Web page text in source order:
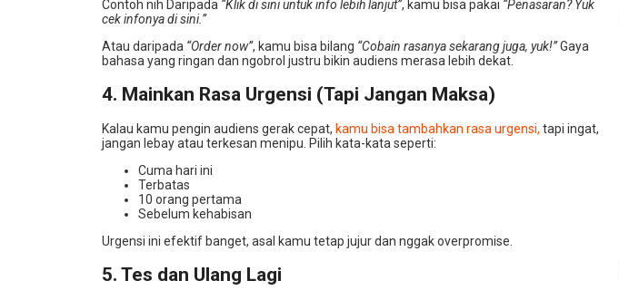
Contoh nih Daripada “Klik di sini untuk info lebih lanjut”, kamu bisa pakai “Penasaran? Yuk
cek infonya di sini.”
Atau daripada “Order now”, kamu bisa bilang “Cobain rasanya sekarang juga, yuk!”Gaya
bahasa yang ringan dan ngobrol justru bikin audiens merasa lebih dekat.
4. Mainkan Rasa Urgensi (Tapi Jangan Maksa)
Kalau kamu pengin audiens gerak cepat, kamu bisa tambahkan rasa urgensi, tapi ingat,
jangan lebay atau terkesan menipu. Pilih kata-kata seperti:
Cuma hari ini
Terbatas
10 orang pertama
Sebelum kehabisan
Urgensi ini efektif banget, asal kamu tetap jujur dan nggak overpromise.
5. Tes dan Ulang Lagi